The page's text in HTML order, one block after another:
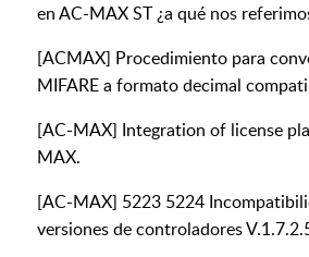
en AC-MAX ST ¿a qué nos
[ACMAX] Procedimiento para
MIFARE a formato decimal
[AC-MAX] Integration of license
MAX.
[AC-MAX] 5223 5224
versiones de controladores